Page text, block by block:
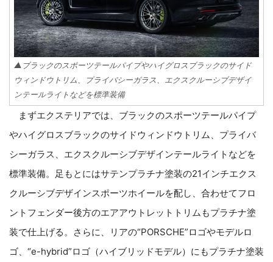
▲ブラックのスポーツテールパイプやハイグロスブラックのサイド
ウィンドウトリム、プライバシーガラス、エクスクルーシブデザイ
ンテールライトなどを標準装備
まずエクステリアでは、ブラックのスポーツテールパイプ
やハイグロスブラックのサイドウィンドウトリム、プライバ
シーガラス、エクスクルーシブデザインテールライトなどを
標準装備。足もとにはサテンプラチナ塗装の21インチエクス
クルーシブデザインスポーツホイールを配し、合わせてフロ
ントフェンダー後方のエアアウトレットトリムもプラチナ塗
装で仕上げる。さらに、リアの“PORSCHE”ロゴやモデルロ
ゴ、“e-hybrid”ロゴ（ハイブリッドモデル）にもプラチナ塗装